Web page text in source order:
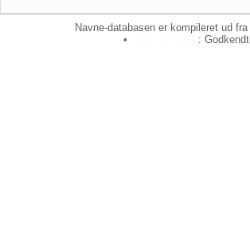
Navne-databasen er kompileret ud fra
•
: